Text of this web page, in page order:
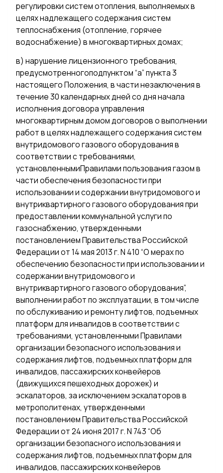
регулировки систем отопления, выполняемых в
целях надлежащего содержания систем
теплоснабжения (отопление, горячее
водоснабжение) в многоквартирных домах;
в) нарушение лицензионного требования,
предусмотренногоподпунктом “а” пункта 3
настоящего Положения, в части незаключения в
течение 30 календарных дней со дня начала
исполнения договора управления
многоквартирным домом договоров о выполнении
работ в целях надлежащего содержания систем
внутридомового газового оборудования в
соответствии с требованиями,
установленнымиПравилами пользования газом в
части обеспечения безопасности при
использовании и содержании внутридомового и
внутриквартирного газового оборудования при
предоставлении коммунальной услуги по
газоснабжению, утвержденными
постановлением Правительства Российской
Федерации от 14 мая 2013 г. N 410 “О мерах по
обеспечению безопасности при использовании и
содержании внутридомового и
внутриквартирного газового оборудования”,
выполнении работ по эксплуатации, в том числе
по обслуживанию и ремонту лифтов, подъемных
платформ для инвалидов в соответствии с
требованиями, установленными Правилами
организации безопасного использования и
содержания лифтов, подъемных платформ для
инвалидов, пассажирских конвейеров
(движущихся пешеходных дорожек) и
эскалаторов, за исключением эскалаторов в
метрополитенах, утвержденными
постановлением Правительства Российской
Федерации от 24 июня 2017 г. N 743 “Об
организации безопасного использования и
содержания лифтов, подъемных платформ для
инвалидов, пассажирских конвейеров